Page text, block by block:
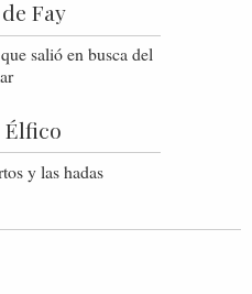
Fay
salió en busca del
Élfico
y las hadas